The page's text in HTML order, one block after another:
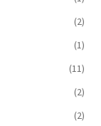
(2)
(1)
(11)
(2)
(2)